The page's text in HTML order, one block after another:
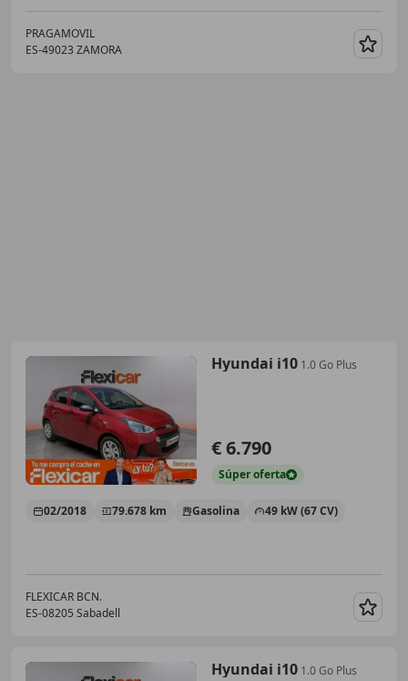
PRAGAMOVIL
ES-49023 ZAMORA
Hyundai i10 1.0 Go Plus
€ 6.790
Súperoferta
02/2018 79.678 km Gasolina 49 kW (67 CV)
FLEXICAR BCN.
ES-08205 Sabadell
Hyundai i10 1.0 Go Plus